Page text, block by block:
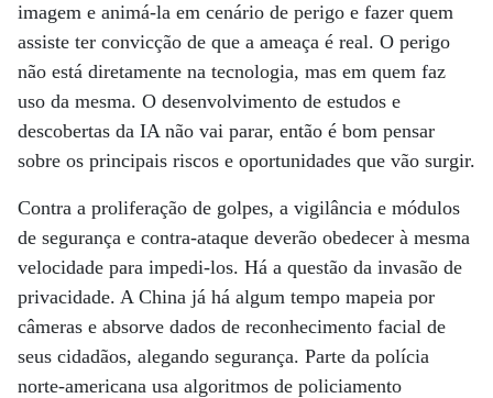
imagem e animá-la em cenário de perigo e fazer quem
assiste ter convicção de que a ameaça é real. O perigo
não está diretamente na tecnologia, mas em quem faz
uso da mesma. O desenvolvimento de estudos e
descobertas da IA não vai parar, então é bom pensar
sobre os principais riscos e oportunidades que vão surgir.
Contra a proliferação de golpes, a vigilância e módulos
de segurança e contra-ataque deverão obedecer à mesma
velocidade para impedi-los. Há a questão da invasão de
privacidade. A China já há algum tempo mapeia por
câmeras e absorve dados de reconhecimento facial de
seus cidadãos, alegando segurança. Parte da polícia
norte-americana usa algoritmos de policiamento